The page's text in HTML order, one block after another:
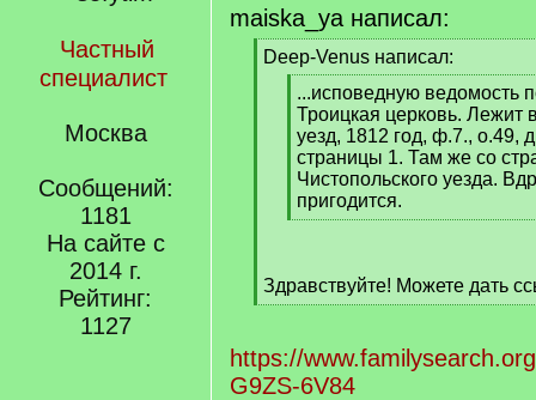
Частный
специалист
Москва
Сообщений:
1181
На сайте с
2014 г.
Рейтинг:
1127
maiska_ya написал:
[Deep-Venus написал:
q
]
...исповедную ведомость
Троицкая церковь. Лежит
уезд, 1812 год, ф.7., о.49,
страницы 1. Там же со
Чистопольского уезда.
пригодится.
[
]
Здравствуйте! Можете дать
[
q
]
https://
G9ZS-6V84